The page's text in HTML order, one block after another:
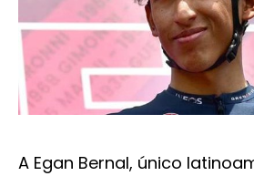
A Egan Bernal, único